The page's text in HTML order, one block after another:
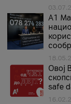
A1
Овој
safe